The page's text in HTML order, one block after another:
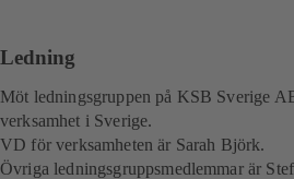
Ledning
Möt ledningsgruppen på KSB Sverige
verksamhet i Sverige.
VD för verksamheten är Sarah Björk.
Övriga ledningsgruppsmedlemmar är